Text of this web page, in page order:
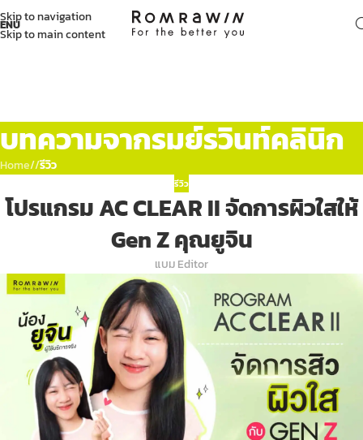
Skip to navigation
Skip to main content
บทความจากรมย์รวินท์คลินิก
Home/ รีวิว
รีวิว
โปรแกรม AC CLEAR II จัดการผิวใสให้
Gen Z คุณยูจิน
แบม Editor